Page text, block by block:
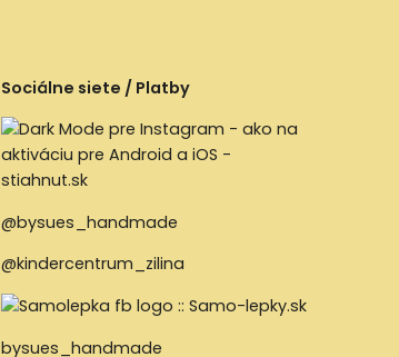
Sociálne siete / Platby
@bysues_handmade
@kindercentrum_zilina
bysues_handmade